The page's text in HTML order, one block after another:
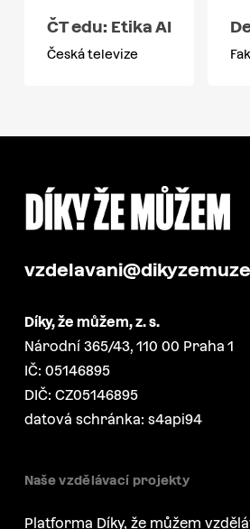
ČT edu: Etika AI
Česká televize
Díky, že můžem, z. s.
Národní 365/43, 110 00 Praha 1
IČ: 05146895
DIČ: CZ05146895
datová schránka: s4api94
Naše vzdělávací projekty
Platforma Díky, že můžem